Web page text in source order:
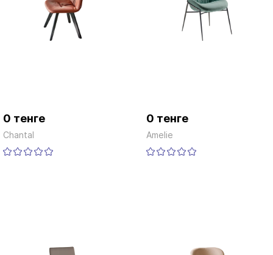
0 тенге
Chantal
0 тенге
Amelie